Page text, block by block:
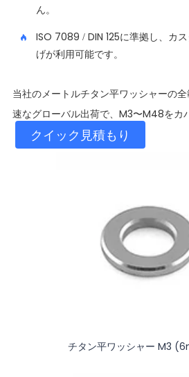
ん。
ISO 7089 / DIN 125に準拠し、カ
げが利用可能です。
当社のメートルチタン平ワッシャーの
速なグローバル出荷で、M3〜M48をカ
クイック見積もり
チタン平ワッシャー M3